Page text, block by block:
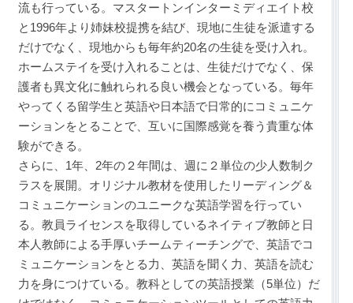
流も行っている。マスタートンインターミディエイト校
と1996年より姉妹校提携を結び、現地に生徒を派遣する
だけでなく、現地からも毎年約20名の生徒を受け入れ。
ホームステイを受け入れることは、生徒だけでなく、保
護者も異文化に触れられる良い機会となっている。毎年
やってくる留学生と英語や日本語で日常的にコミュニケ
ーションをとることで、互いに国際感覚を養う貴重な体
験ができる。
さらに、1年、2年の２年間は、週に２単位の少人数制ク
ラスを展開。オリジナル教材を使用したリーディング＆
コミュニケーションのユニークな英語学習を行ってい
る。教員ライセンスを取得しているネイティブ教師と日
本人教師による手厚いチームティーチングで、英語でコ
ミュニケーションをとる力、英語を聞く力、英語を読む
力を身につけている。教科としての英語授業（5単位）だ